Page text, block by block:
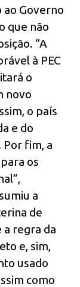
ao Governo
que não
“A
à PEC
o
novo
o país
e do
fim, a
os
a
de
regra da
e, sim,
usado
como